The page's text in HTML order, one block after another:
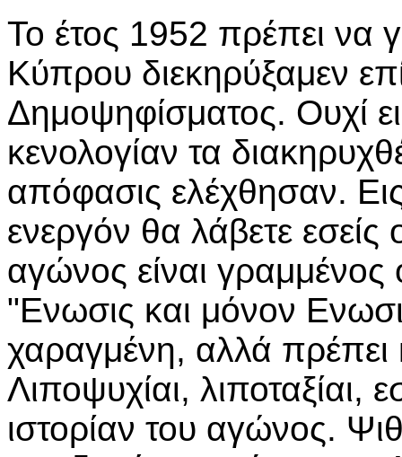
Το έτος 1952 πρέπει να
Κύπρου διεκηρύξαμεν
Δημοψηφίσματος. Ουχί
κενολογίαν τα
απόφασις ελέχθησαν.
ενεργόν θα λάβετε εσείς
αγώνος είναι
"Ενωσις και μόνον
χαραγμένη, αλλά
Λιποψυχίαι, λιποταξίαι,
ιστορίαν του αγώνος.